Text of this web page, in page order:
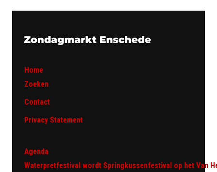
Home
Zoeken
Contact
Privacy Statement
Agenda
Waterpretfestival wordt Springkussenfestival op het Van